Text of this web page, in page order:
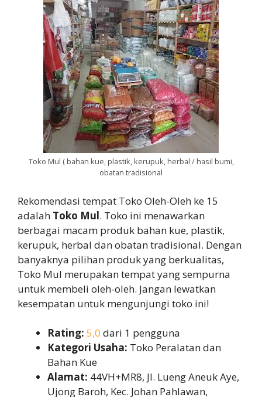
Toko Mul ( bahan kue, plastik, kerupuk, herbal / hasil bumi,
obatan tradisional
Rekomendasi tempat Toko Oleh-Oleh ke 15
adalah Toko Mul. Toko ini menawarkan
berbagai macam produk bahan kue, plastik,
kerupuk, herbal dan obatan tradisional. Dengan
banyaknya pilihan produk yang berkualitas,
Toko Mul merupakan tempat yang sempurna
untuk membeli oleh-oleh. Jangan lewatkan
kesempatan untuk mengunjungi toko ini!
Rating: 5,0 dari 1 pengguna
Kategori Usaha: Toko Peralatan dan
Bahan Kue
Alamat: 44VH+MR8, Jl. Lueng Aneuk Aye,
Ujong Baroh, Kec. Johan Pahlawan,